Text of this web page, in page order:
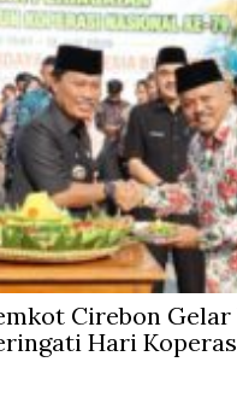
Cirebon Gelar
Hari